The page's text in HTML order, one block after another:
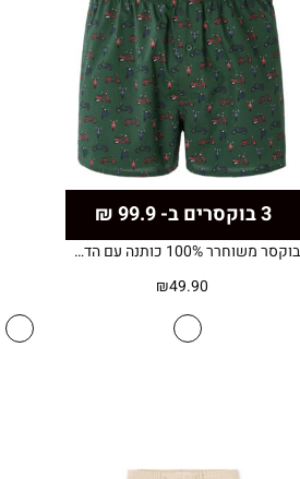
3 בוקסרים ב- 99.9 ₪
בוקסר משוחרר 100% כותנה עם הדפס קטנועים -ירוק
₪49.90